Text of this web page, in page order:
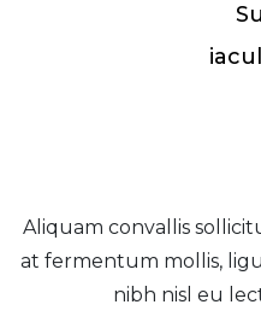
Aliquam convallis
at fermentum mollis,
nibh nisl eu